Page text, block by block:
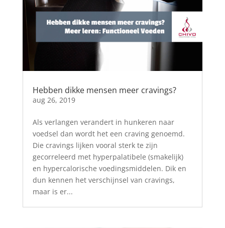
Hebben dikke mensen meer cravings?
aug 26, 2019
Als verlangen verandert in hunkeren naar
voedsel dan wordt het een craving genoemd.
Die cravings lijken vooral sterk te zijn
gecorreleerd met hyperpalatibele (smakelijk)
en hypercalorische voedingsmiddelen. Dik en
dun kennen het verschijnsel van cravings,
maar is er...